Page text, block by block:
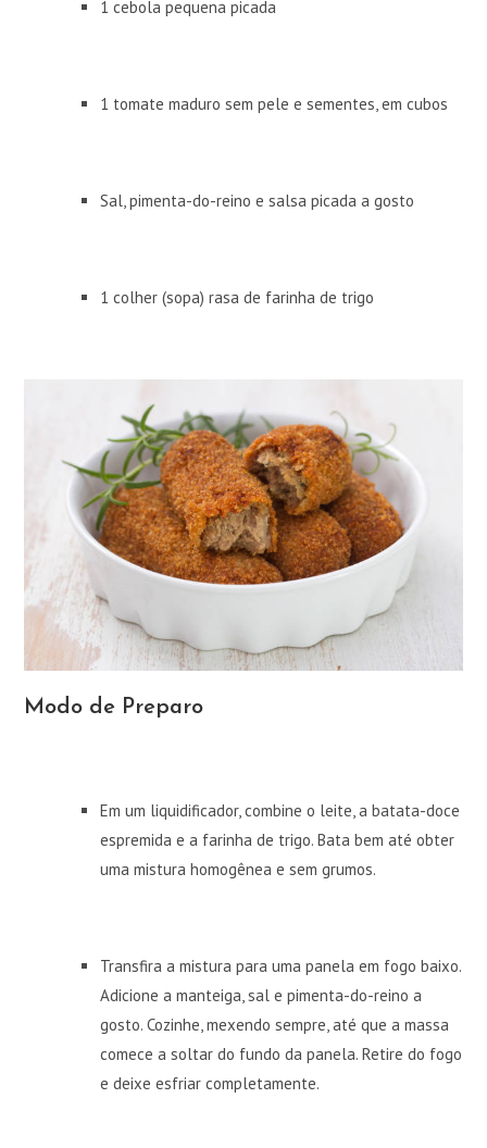
1 cebola pequena picada
1 tomate maduro sem pele e sementes, em cubos
Sal, pimenta-do-reino e salsa picada a gosto
1 colher (sopa) rasa de farinha de trigo
Modo de Preparo
Em um liquidificador, combine o leite, a batata-doce
espremida e a farinha de trigo. Bata bem até obter
uma mistura homogênea e sem grumos.
Transfira a mistura para uma panela em fogo baixo.
Adicione a manteiga, sal e pimenta-do-reino a
gosto. Cozinhe, mexendo sempre, até que a massa
comece a soltar do fundo da panela. Retire do fogo
e deixe esfriar completamente.